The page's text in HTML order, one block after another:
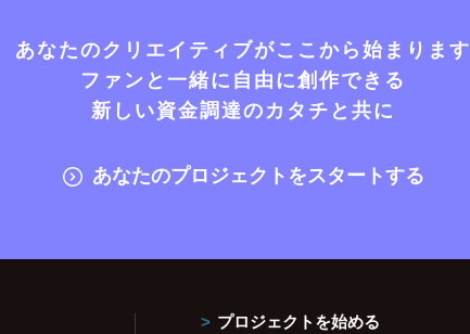
あなたのクリエイティブがここから始まります
ファンと一緒に自由に創作できる
新しい資金調達のカタチと共に
あなたのプロジェクトをスタートする
プロジェクトを始める